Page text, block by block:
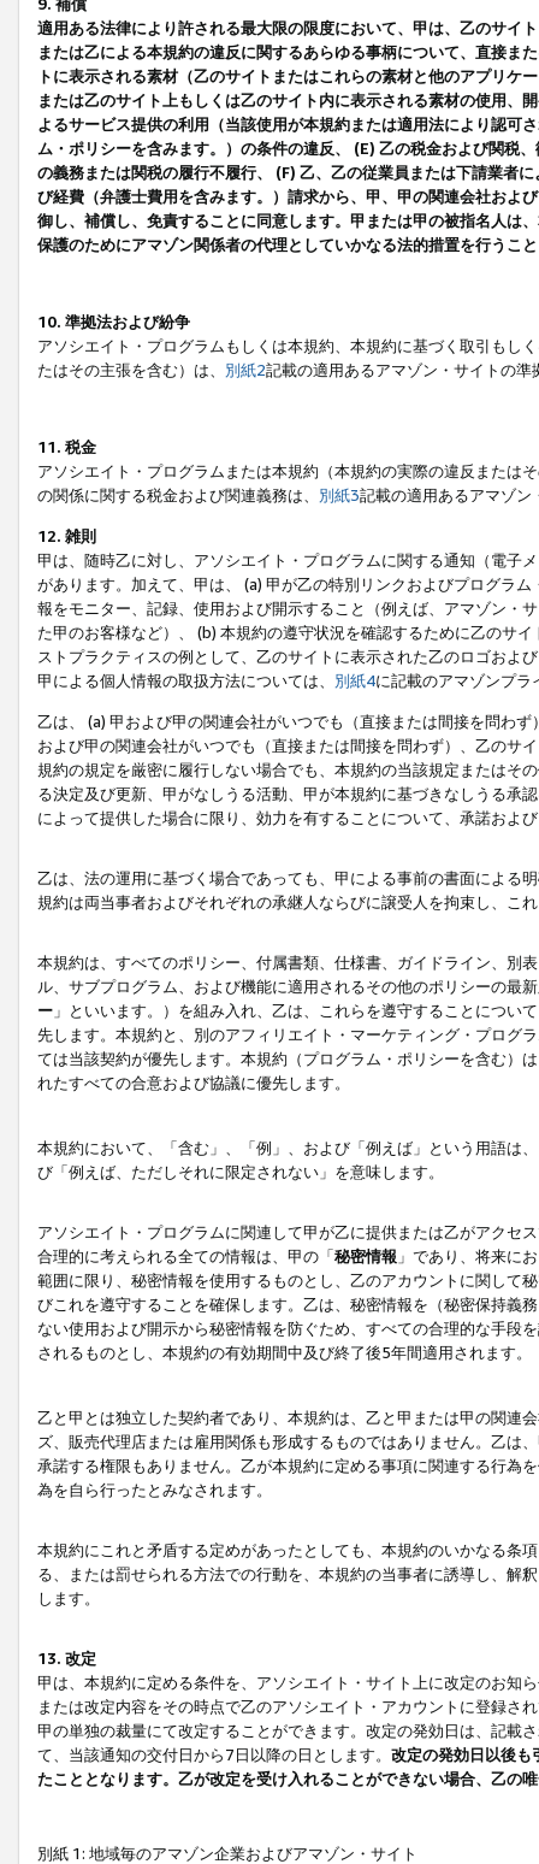
9. 補償
適用ある法律により許される最大限の限度において、甲は、乙のサイ
または乙による本規約の違反に関するあらゆる事柄について、直接ま
トに表示される素材（乙のサイトまたはこれらの素材と他のアプリ
または乙のサイト上もしくは乙のサイト内に表示される素材の使用、
よるサービス提供の利用（当該使用が本規約または適用法により認可
ム・ポリシーを含みます。）の条件の違反、 (E) 乙の税金および関税
の義務または関税の履行不履行、 (F) 乙、乙の従業員または下請業者
び経費（弁護士費用を含みます。）請求から、甲、甲の関連会社およ
御し、補償し、免責することに同意します。甲または甲の被指名人は
保護のためにアマゾン関係者の代理としていかなる法的措置を行うこ
10. 準拠法および紛争
アソシエイト・プログラムもしくは本規約、本規約に基づく取引もし
たはその主張を含む）は、 別紙2記載の適用あるアマゾン・サイトの
11. 税金
アソシエイト・プログラムまたは本規約（本規約の実際の違反または
の関係に関する税金および関連義務は、 別紙3記載の適用あるアマゾン
12. 雑則
甲は、随時乙に対し、アソシエイト・プログラムに関する通知（電子
があります。加えて、甲は、 (a) 甲が乙の特別リンクおよびプログラ
報をモニター、記録、使用および開示すること（例えば、アマゾン・
た甲のお客様など）、 (b) 本規約の遵守状況を確認するために乙のサ
ストプラクティスの例として、乙のサイトに表示された乙のロゴおよ
甲による個人情報の取扱方法については、 別紙4に記載のアマゾンプ
乙は、 (a) 甲および甲の関連会社がいつでも（直接または間接を問わ
および甲の関連会社がいつでも（直接または間接を問わず）、乙のサ
規約の規定を厳密に履行しない場合でも、本規約の当該規定またはそ
る決定及び更新、甲がなしうる活動、甲が本規約に基づきなしうる承
によって提供した場合に限り、効力を有することについて、承諾およ
乙は、法の運用に基づく場合であっても、甲による事前の書面による
規約は両当事者およびそれぞれの承継人ならびに譲受人を拘束し、こ
本規約は、すべてのポリシー、付属書類、仕様書、ガイドライン、別
ル、サブプログラム、および機能に適用されるその他のポリシーの最
ー 」といいます。）を組み入れ、乙は、これらを遵守することにつ
先します。本規約と、別のアフィリエイト・マーケティング・プログ
ては当該契約が優先します。本規約（プログラム・ポリシーを含む）
れたすべての合意および協議に優先します。
本規約において、「含む」、「例」、および「例えば」という用語は
び「例えば、ただしそれに限定されない」を意味します。
アソシエイト・プログラムに関連して甲が乙に提供または乙がアクセ
合理的に考えられる全ての情報は、甲の「秘密情報 」であり、将来に
範囲に限り、秘密情報を使用するものとし、乙のアカウントに関して
びこれを遵守することを確保します。乙は、秘密情報を（秘密保持義
ない使用および開示から秘密情報を防ぐため、すべての合理的な手段
されるものとし、本規約の有効期間中及び終了後5年間適用されます。
乙と甲とは独立した契約者であり、本規約は、乙と甲または甲の関連
ズ、販売代理店または雇用関係も形成するものではありません。乙は
承諾する権限もありません。乙が本規約に定める事項に関連する行為
為を自ら行ったとみなされます。
本規約にこれと矛盾する定めがあったとしても、本規約のいかなる条
る、または罰せられる方法での行動を、本規約の当事者に誘導し、解
します。
13. 改定
甲は、本規約に定める条件を、アソシエイト・サイト上に改定のお知
または改定内容をその時点で乙のアソシエイト・アカウントに登録さ
甲の単独の裁量にて改定することができます。改定の発効日は、記載
て、当該通知の交付日から7日以降の日とします。 改定の発効日以後も
たこととなります。乙が改定を受け入れることができない場合、乙の
別紙 1: 地域毎のアマゾン企業およびアマゾン・サイト